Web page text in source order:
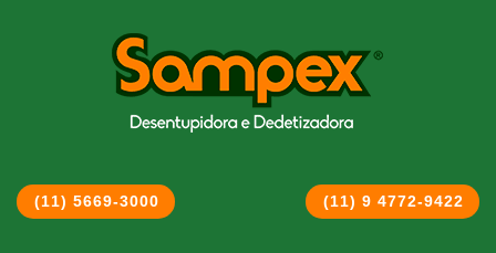
(11) 5669-3000 (11) 9 4772-9422